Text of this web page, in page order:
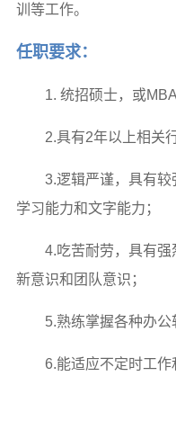
训等工作。
任职要求：
1. 统招硕士，或
2.具有2年以上相关
3.逻辑严谨，具有较
学习能力和文字能力；
4.吃苦耐劳，具有强
新意识和团队意识；
5.熟练掌握各种办公
6.能适应不定时工作